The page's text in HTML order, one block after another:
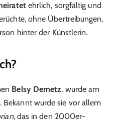
ehrlich, sorgfältig und
ohne Übertreibungen,
hinter der Künstlerin.
Belsy Demetz, wurde am
Bekannt wurde sie vor allem
, das in den 2000er-